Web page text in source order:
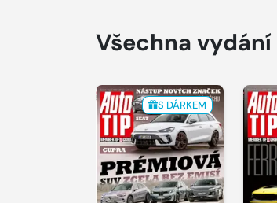
Všechna vydání
S DÁRKEM